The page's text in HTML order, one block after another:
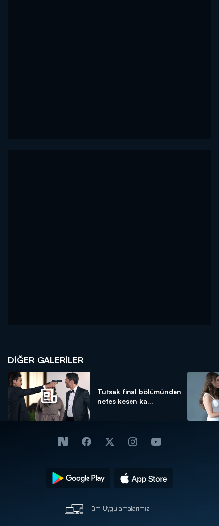
DİĞER GALERİLER
Tutsak final bölümünden
nefes kesen ka...
Tüm Uygulamalarımız